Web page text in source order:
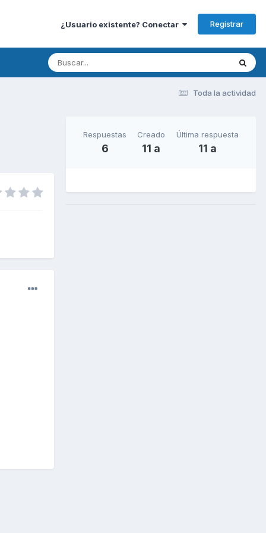
¿Usuario existente? Conectar Registrar
Toda la actividad
Respuestas
6
Creado
11 a
Última respuesta
11 a